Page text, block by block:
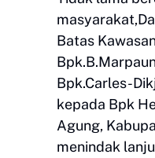
Batas
Bpk.Carles-
kepada Bpk
Agung,
menindak